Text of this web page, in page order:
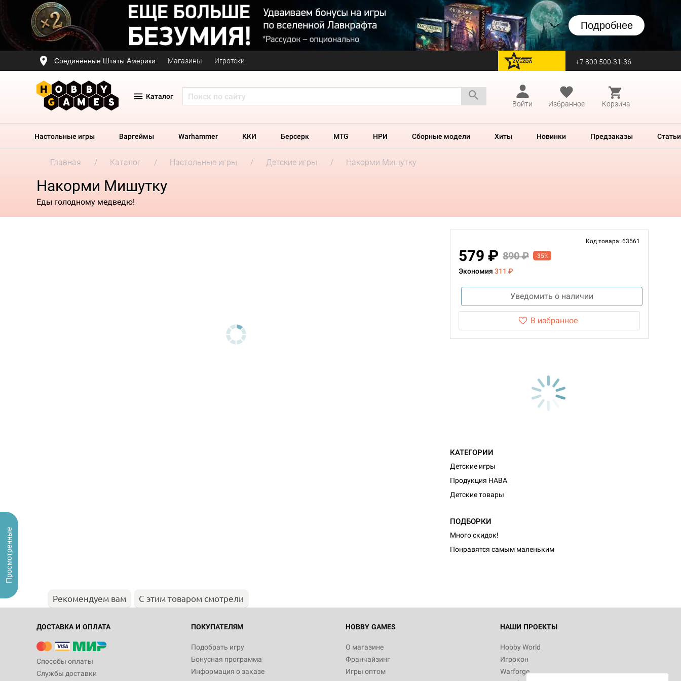
Подробнее
Соединённые Штаты Америки Магазины Игротеки перейти на Zvezda +7 800 500-31-36
Каталог
Войти
Избранное Корзина
Настольные игры Варгеймы Warhammer ККИ Берсерк MTG НРИ Сборные модели Хиты Новинки Предзаказы Статьи
Главная Каталог Настольные игры Детские игры Накорми Мишутку
Накорми Мишутку
Еды голодному медведю!
Код товара: 63561
579 ₽ 890 ₽ -35%
Экономия 311 ₽
Уведомить о наличии
В избранное
КАТЕГОРИИ
Детские игры
Продукция HABA
Детские товары
ПОДБОРКИ
Много скидок!
Понравятся самым маленьким
Рекомендуем вам С этим товаром смотрели
ДОСТАВКА И ОПЛАТА
Способы оплаты
Службы доставки
ПОКУПАТЕЛЯМ
Подобрать игру
Бонусная программа
Информация о заказе
HOBBY GAMES
О магазине
Франчайзинг
Игры оптом
НАШИ ПРОЕКТЫ
Hobby World
Игрокон
Warforge
Просмотренные
Настольная игра Hobby World Монстры
Белая смерть
12 990
Настольная игра Hobby World Берсерк.